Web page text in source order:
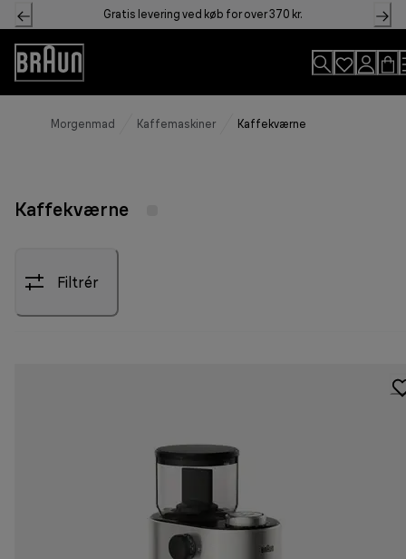
Skip
to
Content
Gratis levering ved køb for over 370 kr.
Accessibility
Statement
Morgenmad Kaffemaskiner Kaffekværne
Kaffekværne
Filtrér